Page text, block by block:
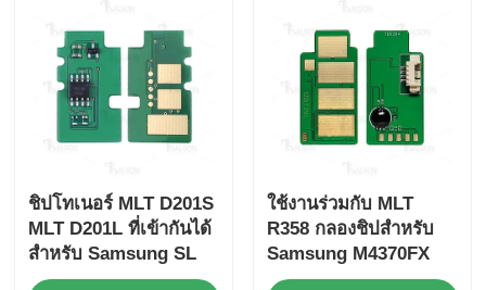
ชิปโทเนอร์ MLT D201S
MLT D201L ที่เข้ากันได้
สําหรับ Samsung SL
M4030ND ProXpress
ใช้งานร่วมกับ MLT
R358 กลองชิปสำหรับ
Samsung M4370FX
M5370FX R358